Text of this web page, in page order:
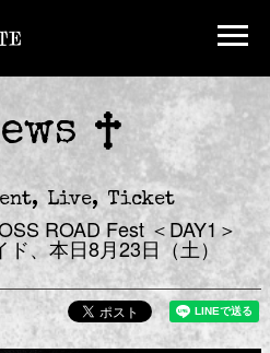
Goods
Live Ticket
ROAD Fest ＜DAY1＞
、本日8月23日（土）